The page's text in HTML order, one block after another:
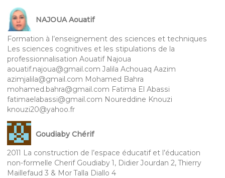
NAJOUA Aouatif
Formation à l’enseignement des sciences et techniques
Les sciences cognitives et les stipulations de la
professionnalisation Aouatif Najoua
aouatif.najoua@gmail.com Jalila Achouaq Aazim
azimjalila@gmail.com Mohamed Bahra
mohamed.bahra@gmail.com Fatima El Abassi
fatimaelabassi@gmail.com Noureddine Knouzi
knouzi20@yahoo.fr
Goudiaby Chérif
2011 La construction de l’espace éducatif et l’éducation
non-formelle Cherif Goudiaby 1, Didier Jourdan 2, Thierry
Maillefaud 3 & Mor Talla Diallo 4